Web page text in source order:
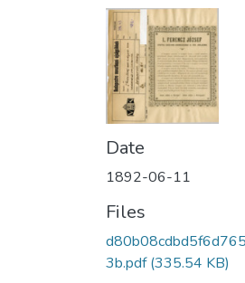
Date
1892-06-11
Files
3b.pdf(335.54 KB)